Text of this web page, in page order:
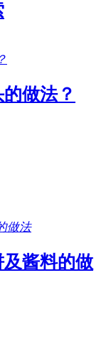
做法？
酱料的做